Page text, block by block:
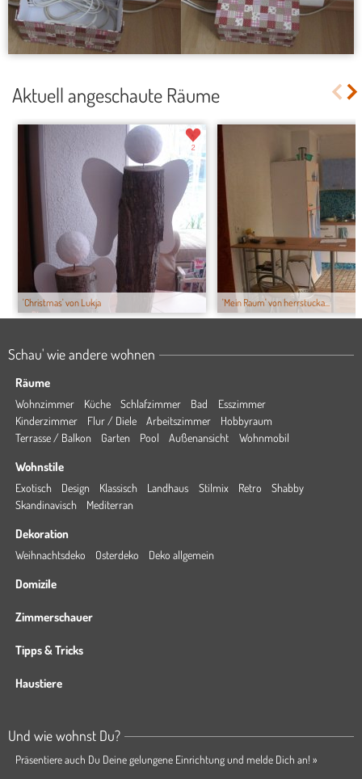
Aktuell angeschaute Räume
'Christmas' von Lukja
2
'Mein Raum' von herrstucka...
Schau' wie andere wohnen
Räume
Wohnzimmer Küche Schlafzimmer Bad
Esszimmer
Kinderzimmer
Flur / Diele Arbeitszimmer
Hobbyraum
Terrasse / Balkon
Garten Pool Außenansicht Wohnmobil
Wohnstile
Exotisch Design Klassisch Landhaus Stilmix Retro
Shabby
Skandinavisch
Mediterran
Dekoration
Weihnachtsdeko Osterdeko Deko allgemein
Domizile
Zimmerschauer
Tipps & Tricks
Haustiere
Und wie wohnst Du?
Präsentiere auch Du Deine gelungene Einrichtung und melde Dich an! »